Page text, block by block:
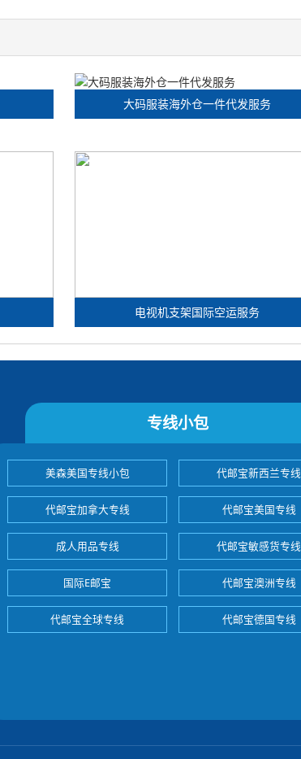
大码服装海外仓一件代发服务
电视机支架国际空运服务
专线小包
美森美国专线小包 代邮宝新西兰专线
代邮宝加拿大专线 代邮宝美国专线
成人用品专线 代邮宝敏感货专线
国际E邮宝 代邮宝澳洲专线
代邮宝全球专线 代邮宝德国专线